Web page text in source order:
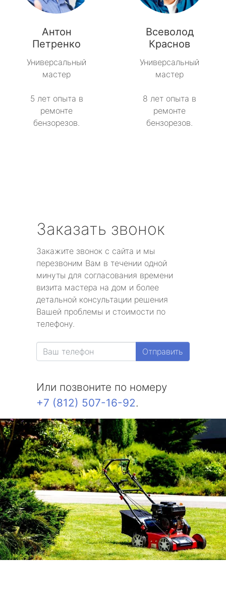
Антон
Петренко
Универсальный
мастер
5 лет опыта в
ремонте
бензорезов.
Всеволод
Краснов
Универсальный
мастер
8 лет опыта в
ремонте
бензорезов.
Заказать звонок
Закажите звонок с сайта и мы
перезвоним Вам в течении одной
минуты для согласования времени
визита мастера на дом и более
детальной консультации решения
Вашей проблемы и стоимости по
телефону.
Отправить
Или позвоните по номеру
+7 (812) 507-16-92.